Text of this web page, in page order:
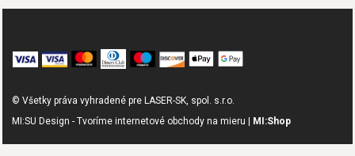
© Všetky práva vyhradené pre LASER-SK, spol. s.r.o.
MI:SU Design - Tvoríme internetové obchody na mieru |
MI:Shop